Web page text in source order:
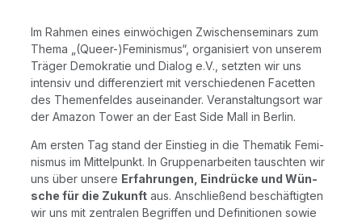
Im Rah­men eines ein­wö­chi­gen Zwi­schen­se­mi­nars zum
The­ma „(Queer-)Feminismus“, orga­ni­siert von unse­rem
Trä­ger Demo­kra­tie und Dia­log e.V., setz­ten wir uns
inten­siv und dif­fe­ren­ziert mit ver­schie­de­nen Facet­ten
des The­men­fel­des aus­ein­an­der. Ver­an­stal­tungs­ort war
der Ama­zon Tower an der East Side Mall in Berlin.
Am ers­ten Tag stand der Ein­stieg in die The­ma­tik Femi­
nis­mus im Mit­tel­punkt. In Grup­pen­ar­bei­ten tausch­ten wir
uns über unse­re Erfah­run­gen, Ein­drü­cke und Wün­
sche für die Zukunft aus. Anschlie­ßend beschäf­tig­ten
wir uns mit zen­tra­len Begrif­fen und Defi­ni­tio­nen sowie